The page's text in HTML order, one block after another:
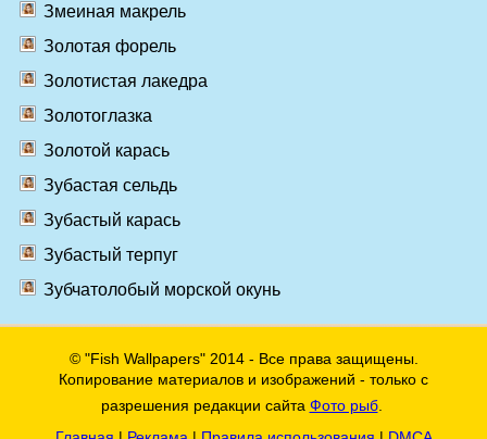
Змеиная макрель
Золотая форель
Золотистая лакедра
Золотоглазка
Золотой карась
Зубастая сельдь
Зубастый карась
Зубастый терпуг
Зубчатолобый морской окунь
© "Fish Wallpapers" 2014 - Все права защищены.
Копирование материалов и изображений - только с
разрешения редакции сайта Фото рыб.